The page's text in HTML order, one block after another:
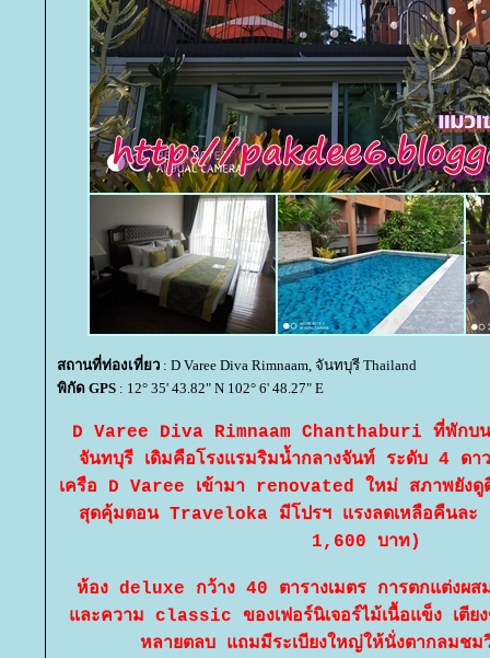
สถานที่ท่องเที่ยว : D Varee Diva Rimnaam, จันทบุรี Thailand
พิกัด GPS : 12° 35' 43.82" N 102° 6' 48.27" E
D Varee Diva Rimnaam Chanthaburi ที่พักบน
จันทบุรี เดิมคือโรงแรมริมน้ำกลางจันท์ ระดับ 4 ดา
เครือ D Varee เข้ามา renovated ใหม่ สภาพยังดู
สุดคุ้มตอน Traveloka มีโปรฯ แรงลดเหลือคืนล
1,600 บาท)
ห้อง deluxe กว้าง 40 ตารางเมตร การตกแต่งผส
ละความ classic ของเฟอร์นิเจอร์ไม้เนื้อแข็ง เตีย
หลายตลบ แถมมีระเบียงใหญ่ให้นั่งตากลมชม